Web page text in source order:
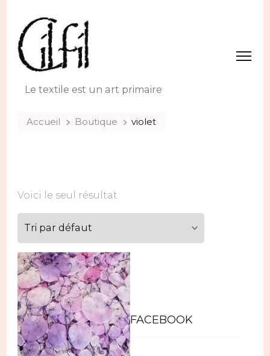
Le textile est un art primaire
Accueil Boutique violet
Voici le seul résultat
FACEBOOK